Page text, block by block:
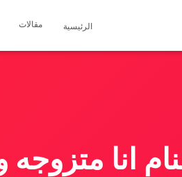
الرئيسية مقالات
انا